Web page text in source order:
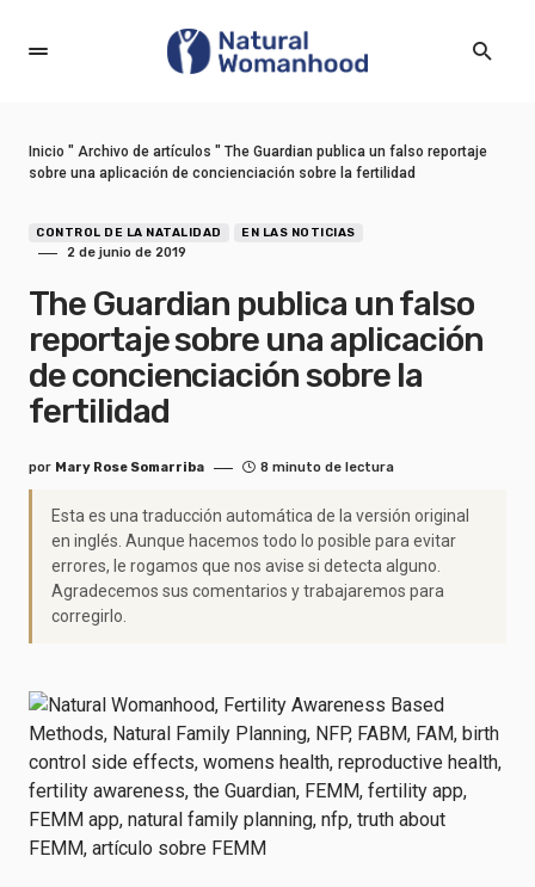
Inicio " Archivo de artículos " The Guardian publica un falso reportaje
sobre una aplicación de concienciación sobre la fertilidad
CONTROL DE LA NATALIDAD EN LAS NOTICIAS
2 de junio de 2019
The Guardian publica un falso
reportaje sobre una aplicación
de concienciación sobre la
fertilidad
por Mary Rose Somarriba 8 minuto de lectura
Esta es una traducción automática de la versión original
en inglés. Aunque hacemos todo lo posible para evitar
errores, le rogamos que nos avise si detecta alguno.
Agradecemos sus comentarios y trabajaremos para
corregirlo.